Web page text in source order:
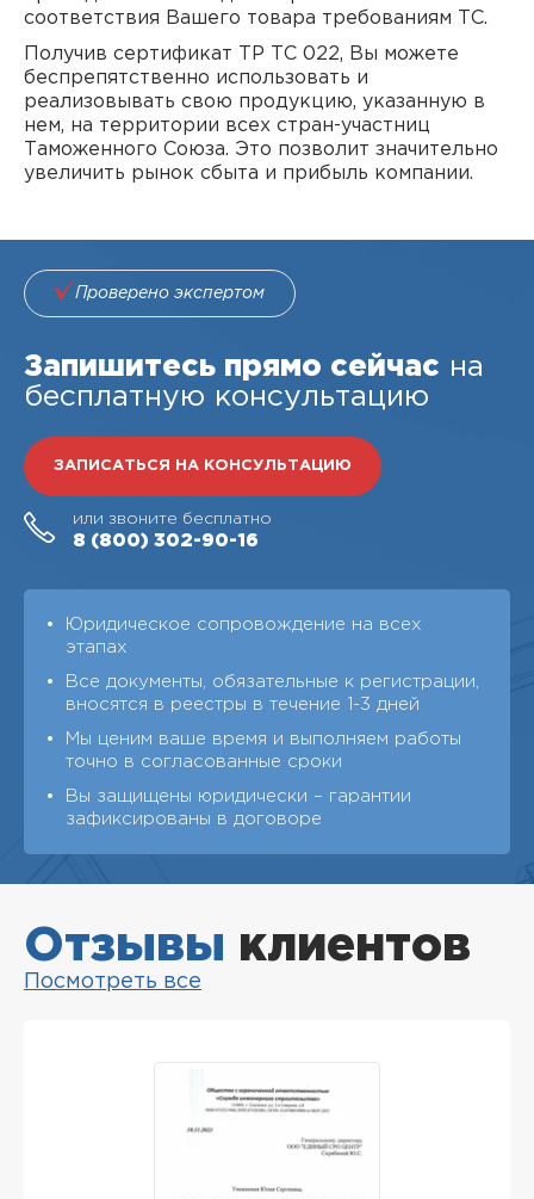
соответствия Вашего товара требованиям ТС.
Получив сертификат ТР ТС 022, Вы можете
беспрепятственно использовать и
реализовывать свою продукцию, указанную в
нем, на территории всех стран-участниц
Таможенного Союза. Это позволит значительно
увеличить рынок сбыта и прибыль компании.
Проверено экспертом
Запишитесь прямо сейчас на
бесплатную консультацию
ЗАПИСАТЬСЯ НА КОНСУЛЬТАЦИЮ
или звоните бесплатно
8 (800) 302-90-16
Юридическое сопровождение на всех
этапах
Все документы, обязательные к регистрации,
вносятся в реестры в течение 1-3 дней
Мы ценим ваше время и выполняем работы
точно в согласованные сроки
Вы защищены юридически – гарантии
зафиксированы в договоре
Отзывы клиентов
Посмотреть все